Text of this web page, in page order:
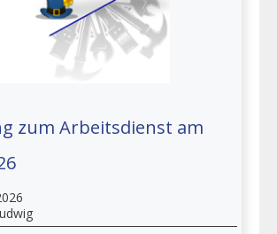
zum Arbeitsdienst am